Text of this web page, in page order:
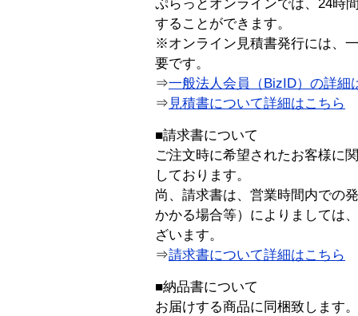
ぷらっとオンラインでは、24時
することができます。
※オンライン見積書発行には、
要です。
⇒一般法人会員（BizID）の詳細
⇒ 見積書について詳細はこちら
■請求書について
ご注文時に希望されたお客様に
しております。
尚、請求書は、営業時間内での
かかる場合等）によりましては
ざいます。
⇒請求書について詳細はこちら
■納品書について
お届けする商品に同梱致します。